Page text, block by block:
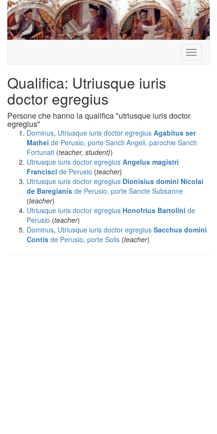
Toggle
Qualifica: Utriusque iuris
doctor egregius
Persone che hanno la qualifica "utriusque iuris doctor
egregius"
Dominus, Utriusque iuris doctor egregius Agabitus ser
Mathei de Perusio, porte Sancti Angeli, parochie Sancti
Fortunati (teacher, student})
Utriusque iuris doctor egregius Angelus magistri
Francisci de Perusio (teacher)
Utriusque iuris doctor egregius Dionisius domini Nicolai
de Baregianis de Perusio, porte Sancte Subsanne
(teacher)
Utriusque iuris doctor egregius Honofrius Bartolini de
Perusio (teacher)
Dominus, Utriusque iuris doctor egregius Sacchus domini
Contis de Perusio, porte Solis (teacher)